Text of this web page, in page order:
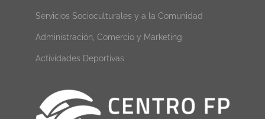
Servicios Socioculturales y a la Comunidad
Administración, Comercio y Marketing
Actividades Deportivas